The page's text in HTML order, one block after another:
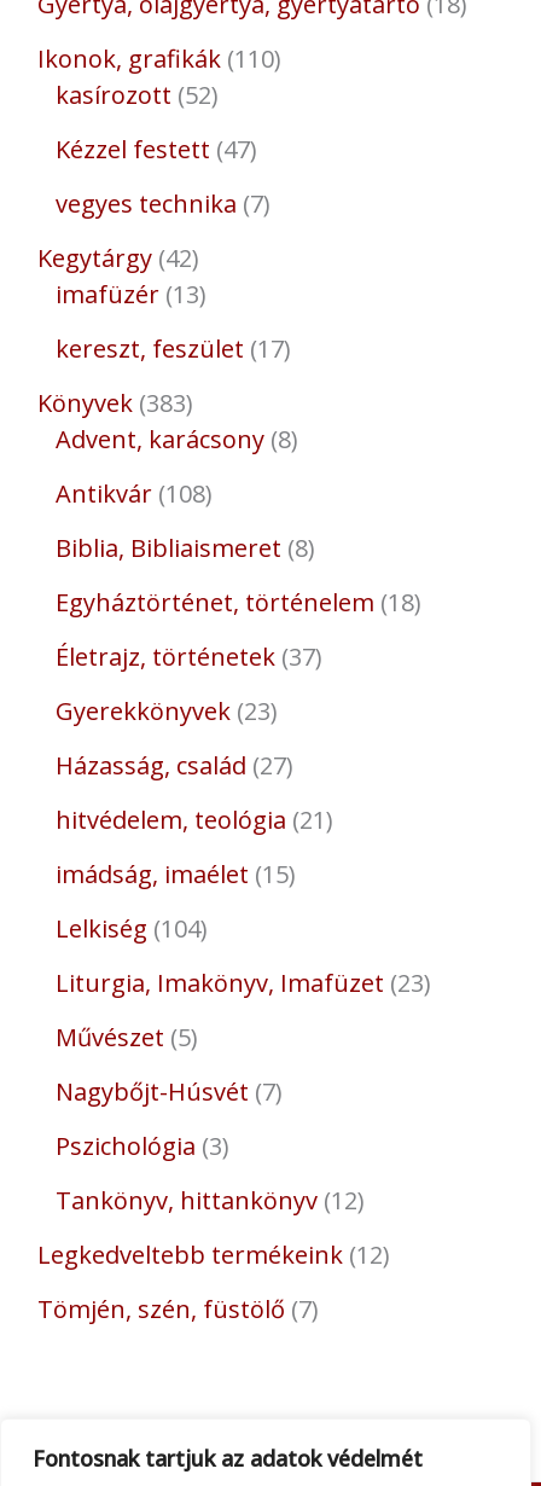
Fontosnak tartjuk az adatok védelmét
Ikonok, grafikák 110
kasírozott 52
Kézzel festett 47
vegyes technika 7
Kegytárgy 42
imafüzér 13
kereszt, feszület 17
Könyvek 383
Advent, karácsony 8
Antikvár 108
Biblia, Bibliaismeret 8
Egyháztörténet, történelem 18
Életrajz, történetek 37
Gyerekkönyvek 23
Házasság, család 27
hitvédelem, teológia 21
imádság, imaélet 15
Lelkiség 104
Liturgia, Imakönyv, Imafüzet 23
Művészet 5
Nagybőjt-Húsvét 7
Pszichológia 3
Tankönyv, hittankönyv 12
Legkedveltebb termékeink 12
Tömjén, szén, füstölő 7